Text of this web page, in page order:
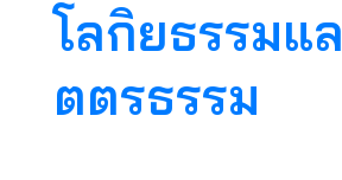
โลกิยธรรมแ
ตตรธรรม